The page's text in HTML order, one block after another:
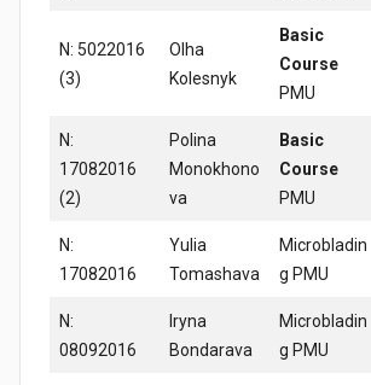
N: 5022016
(3)
Olha
Kolesnyk
Basic
Course
PMU
N:
17082016
(2)
Polina
Monokhono
va
Basic
Course
PMU
N:
17082016
Yulia
Tomashava
Microbladin
g PMU
N:
08092016
Iryna
Bondarava
Microbladin
g PMU